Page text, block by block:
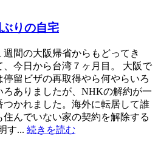
りの自宅
週間の大阪帰省からもどってき
、今日から台湾７ヶ月目。 大阪で
停留ビザの再取得やら何やらいろ
ろありましたが、NHKの解約が一
つかれました。海外に転居して誰
住んでいない家の契約を解除する
す... 続きを読む